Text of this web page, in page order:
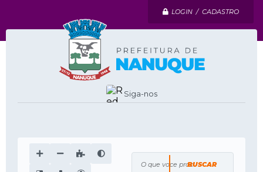
LOGIN / CADASTRO
Siga-nos
O que voce procura?